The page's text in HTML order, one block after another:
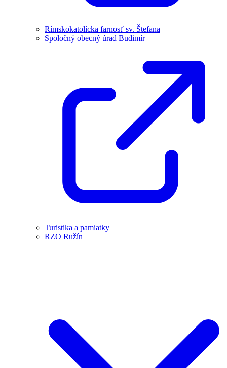
Rímskokatolícka farnosť sv. Štefana
Spoločný obecný úrad Budimír
Turistika a pamiatky
RZO Ružín